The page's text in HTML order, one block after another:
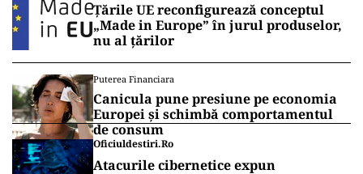
Țările UE reconfigurează conceptul
„Made in Europe” în jurul produselor,
nu al țărilor
Puterea Financiara
Canicula pune presiune pe economia
Europei și schimbă comportamentul
de consum
Oficiuldestiri.ro
Atacurile cibernetice expun